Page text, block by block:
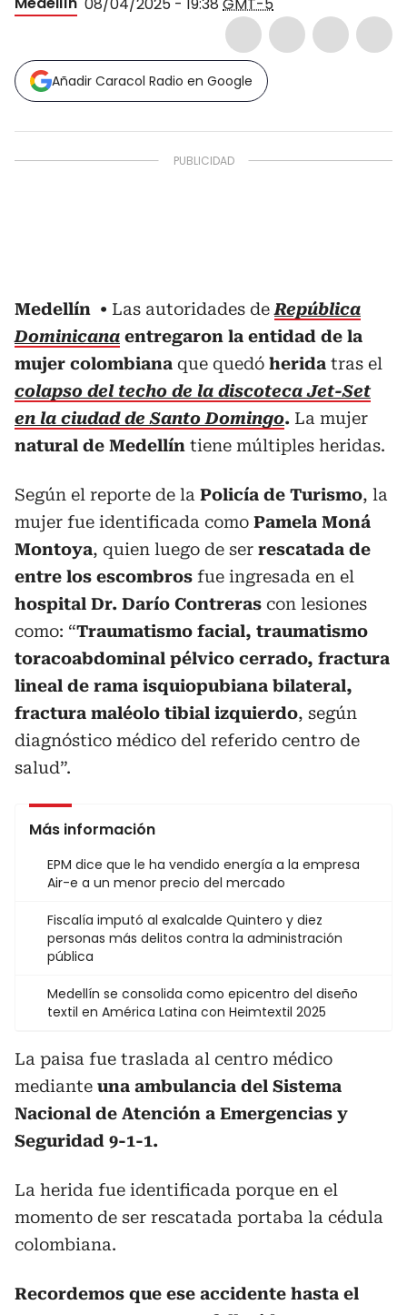
Añadir Caracol Radio en Google
Medellín Las autoridades deRepública
Dominicana entregaron la entidad de la
mujer colombiana que quedó herida tras el
colapso del techo de la discoteca Jet-Set
en la ciudad de Santo Domingo. La mujer
natural de Medellín tiene múltiples heridas.
Según el reporte de la Policía de Turismo, la
mujer fue identificada como Pamela Moná
Montoya, quien luego de ser rescatada de
entre los escombros fue ingresada en el
hospital Dr. Darío Contreras con lesiones
como: “Traumatismo facial, traumatismo
toracoabdominal pélvico cerrado, fractura
lineal de rama isquiopubiana bilateral,
fractura maléolo tibial izquierdo, según
diagnóstico médico del referido centro de
salud”.
Más información
EPM dice que le ha vendido energía a la empresa
Air-e a un menor precio del mercado
Fiscalía imputó al exalcalde Quintero y diez
personas más delitos contra la administración
pública
Medellín se consolida como epicentro del diseño
textil en América Latina con Heimtextil 2025
La paisa fue traslada al centro médico
mediante una ambulancia del Sistema
Nacional de Atención a Emergencias y
Seguridad 9-1-1.
La herida fue identificada porque en el
momento de ser rescatada portaba la cédula
colombiana.
Recordemos que ese accidente hasta el